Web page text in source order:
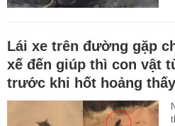
Lái xe trên đường gặp
xế đến giúp thì con vật
trước khi hốt hoảng